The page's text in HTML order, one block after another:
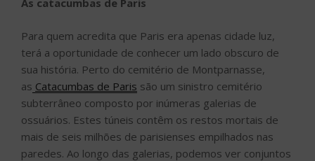
As catacumbas de Paris
Para quem acredita que Paris era apenas cidade luz,
terá a oportunidade de conhecer um lado obscuro de
sua história. Perto do cemitério de Montparnasse,
as Catacumbas de Paris são um sinistro cemitério
subterrâneo composto por inúmeras galerias de
ossuários. Estes túneis contêm os restos mortais de
mais de seis milhões de parisienses empilhados nas
paredes. Ao longo das galerias, podemos ver conjuntos